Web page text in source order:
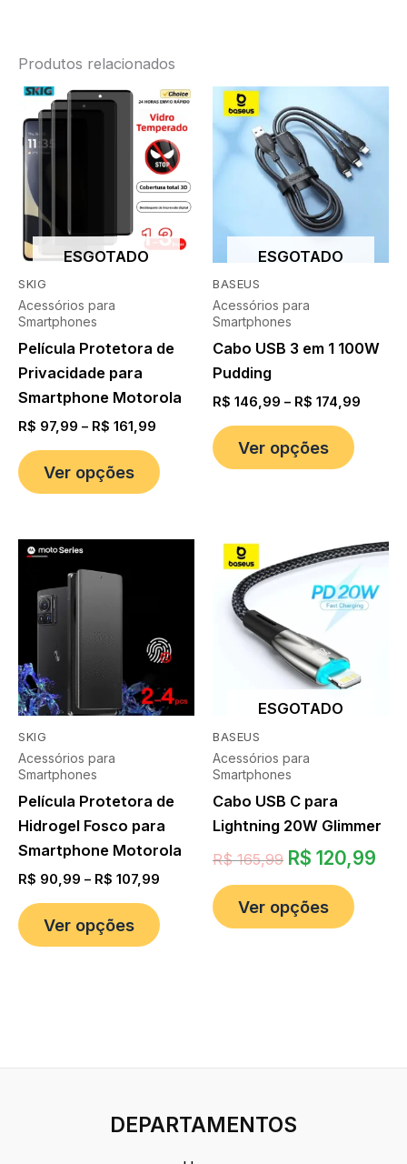
Produtos relacionados
SKIG
ESGOTADO
Acessórios para
Smartphones
Película Protetora de
Privacidade para
Smartphone Motorola
R$ 97,99 – R$ 161,99
Ver opções
BASEUS
ESGOTADO
Acessórios para
Smartphones
Cabo USB 3 em 1 100W
Pudding
R$ 146,99 – R$ 174,99
Ver opções
SKIG
Acessórios para
Smartphones
Película Protetora de
Hidrogel Fosco para
Smartphone Motorola
R$ 90,99 – R$ 107,99
Ver opções
BASEUS
ESGOTADO
Acessórios para
Smartphones
Cabo USB C para
Lightning 20W Glimmer
R$165,99 R$ 120,99
Ver opções
DEPARTAMENTOS